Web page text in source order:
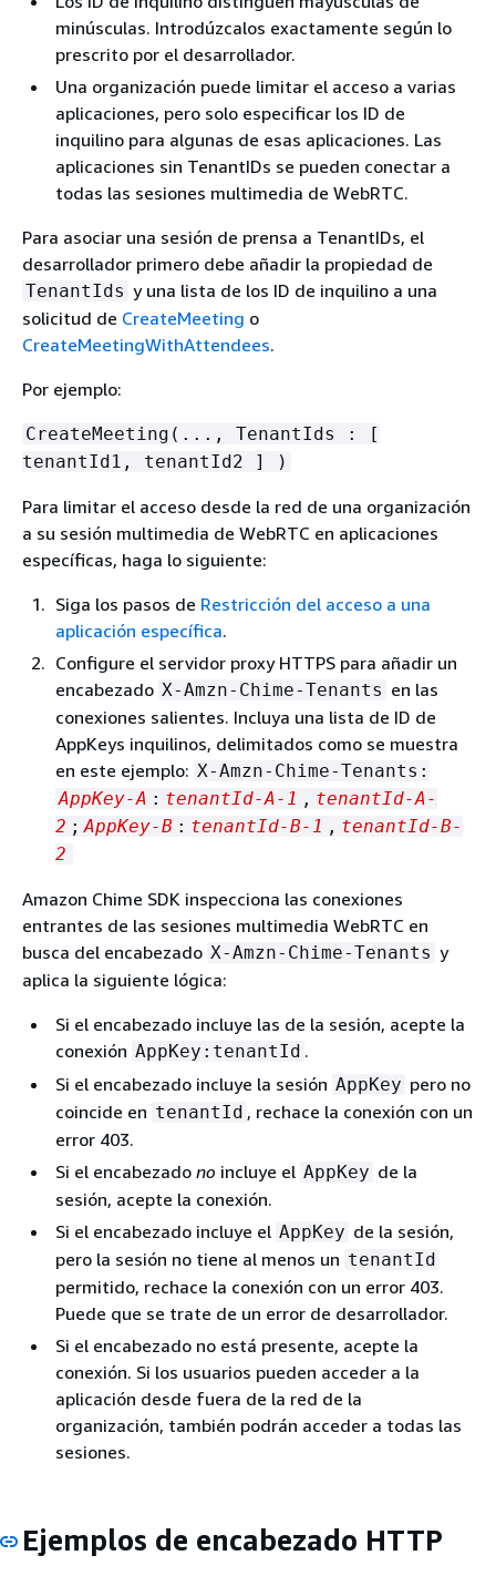
minúsculas. Introdúzcalos exactamente según lo
prescrito por el desarrollador.
Una organización puede limitar el acceso a varias
aplicaciones, pero solo especificar los ID de
inquilino para algunas de esas aplicaciones. Las
aplicaciones sin TenantIDs se pueden conectar a
todas las sesiones multimedia de WebRTC.
Para asociar una sesión de prensa a TenantIDs, el
desarrollador primero debe añadir la propiedad de
TenantIds y una lista de los ID de inquilino a una
solicitud de CreateMeeting o
CreateMeetingWithAttendees.
Por ejemplo:
CreateMeeting(..., TenantIds : [
tenantId1, tenantId2 ] )
Para limitar el acceso desde la red de una organización
a su sesión multimedia de WebRTC en aplicaciones
específicas, haga lo siguiente:
Siga los pasos de Restricción del acceso a una
aplicación específica.
Configure el servidor proxy HTTPS para añadir un
encabezado X-Amzn-Chime-Tenants en las
conexiones salientes. Incluya una lista de ID de
AppKeys inquilinos, delimitados como se muestra
en este ejemplo: X-Amzn-Chime-Tenants:
AppKey-A : tenantId-A-1 , tenantId-A-
2 ; AppKey-B : tenantId-B-1 , tenantId-B-
2
Amazon Chime SDK inspecciona las conexiones
entrantes de las sesiones multimedia WebRTC en
busca del encabezado X-Amzn-Chime-Tenants y
aplica la siguiente lógica:
Si el encabezado incluye las de la sesión, acepte la
conexión AppKey:tenantId .
Si el encabezado incluye la sesión AppKey pero no
coincide en tenantId , rechace la conexión con un
error 403.
Si el encabezado no incluye el AppKey de la
sesión, acepte la conexión.
Si el encabezado incluye el AppKey de la sesión,
pero la sesión no tiene al menos un tenantId
permitido, rechace la conexión con un error 403.
Puede que se trate de un error de desarrollador.
Si el encabezado no está presente, acepte la
conexión. Si los usuarios pueden acceder a la
aplicación desde fuera de la red de la
organización, también podrán acceder a todas las
sesiones.
Ejemplos de encabezado HTTP